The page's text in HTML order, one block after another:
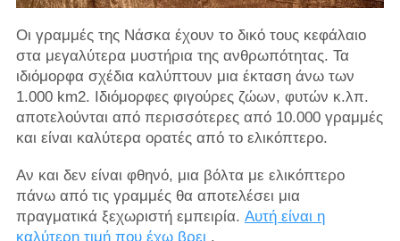
Οι γραμμές της Νάσκα έχουν το δικό τους κεφάλαιο
στα μεγαλύτερα μυστήρια της ανθρωπότητας. Τα
ιδιόμορφα σχέδια καλύπτουν μια έκταση άνω των
1.000 km2. Ιδιόμορφες φιγούρες ζώων, φυτών κ.λπ.
αποτελούνται από περισσότερες από 10.000 γραμμές
και είναι καλύτερα ορατές από το ελικόπτερο.
Αν και δεν είναι φθηνό, μια βόλτα με ελικόπτερο
πάνω από τις γραμμές θα αποτελέσει μια
πραγματικά ξεχωριστή εμπειρία. Αυτή είναι η
καλύτερη τιμή που έχω βρει .